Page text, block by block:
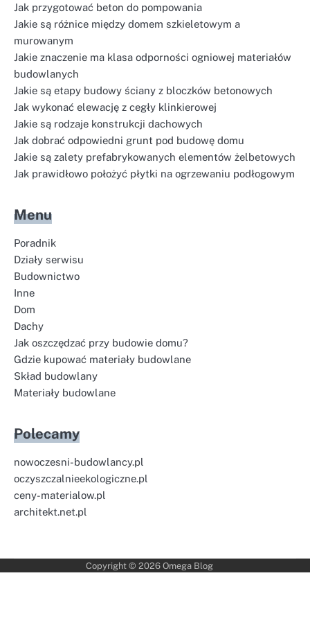
Jak przygotować beton do pompowania
Jakie są różnice między domem szkieletowym a
murowanym
Jakie znaczenie ma klasa odporności ogniowej materiałów
budowlanych
Jakie są etapy budowy ściany z bloczków betonowych
Jak wykonać elewację z cegły klinkierowej
Jakie są rodzaje konstrukcji dachowych
Jak dobrać odpowiedni grunt pod budowę domu
Jakie są zalety prefabrykowanych elementów żelbetowych
Jak prawidłowo położyć płytki na ogrzewaniu podłogowym
Menu
Poradnik
Działy serwisu
Budownictwo
Inne
Dom
Dachy
Jak oszczędzać przy budowie domu?
Gdzie kupować materiały budowlane
Skład budowlany
Materiały budowlane
Polecamy
nowoczesni-budowlancy.pl
oczyszczalnieekologiczne.pl
ceny-materialow.pl
architekt.net.pl
Copyright © 2026 Omega Blog